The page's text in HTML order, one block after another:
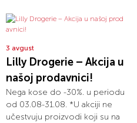
3 avgust
Lilly Drogerie – Akcija u
našoj prodavnici!
Nega kose do -30%. u periodu
od 03.08-31.08. *U akciji ne
učestvuju proizvodi koji su na